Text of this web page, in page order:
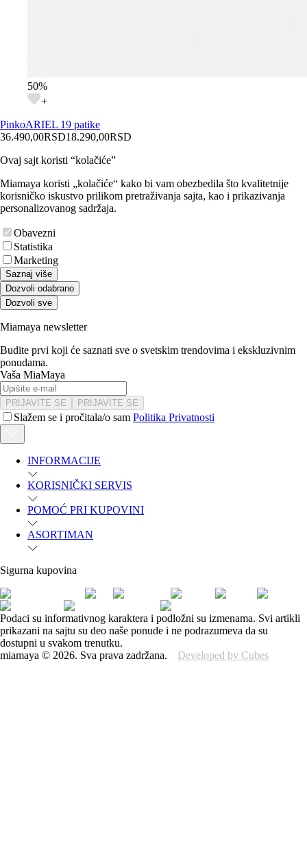
50%
+
PinkoARIEL 19 patike
36.490,00RSD18.290,00RSD
Ovaj sajt koristi “kolačiće”
Miamaya koristi „kolačiće“ kako bi vam obezbedila što kvalitetnije
korisničko iskustvo prilikom pretraživanja sajta, kao i prikazivanja
personalizovanog sadržaja.
Obavezni
Statistika
Marketing
Saznaj više
Dozvoli odabrano
Dozvoli sve
Miamaya newsletter
Budite prvi koji će saznati sve o svetskim trendovima i ekskluzivnim
ponudama.
Vaša MiaMaya
PRIJAVITE SE PRIJAVITE SE
Slažem se i pročitala/o sam Politika Privatnosti
INFORMACIJE
KORISNIČKI SERVIS
POMOĆ PRI KUPOVINI
ASORTIMAN
Sigurna kupovina
Podaci su informativnog karaktera i podložni su izmenama. Svi artikli
prikazani na sajtu su deo naše ponude i ne podrazumeva da su
dostupni u svakom trenutku.
miamaya © 2026. Sva prava zadržana. Developed by Cubes